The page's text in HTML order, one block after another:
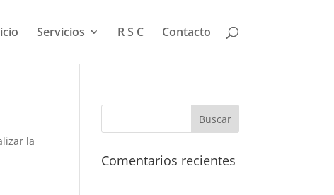
Servicios R S C Contacto
la
Comentarios recientes